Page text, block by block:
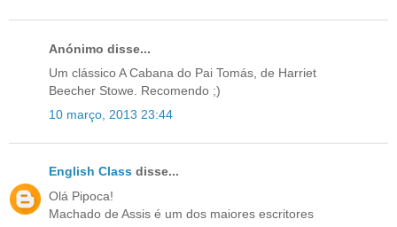
Anónimo disse...
Um clássico A Cabana do Pai Tomás, de Harriet
Beecher Stowe. Recomendo ;)
10 março, 2013 23:44
English Class disse...
Olá Pipoca!
Machado de Assis é um dos maiores escritores